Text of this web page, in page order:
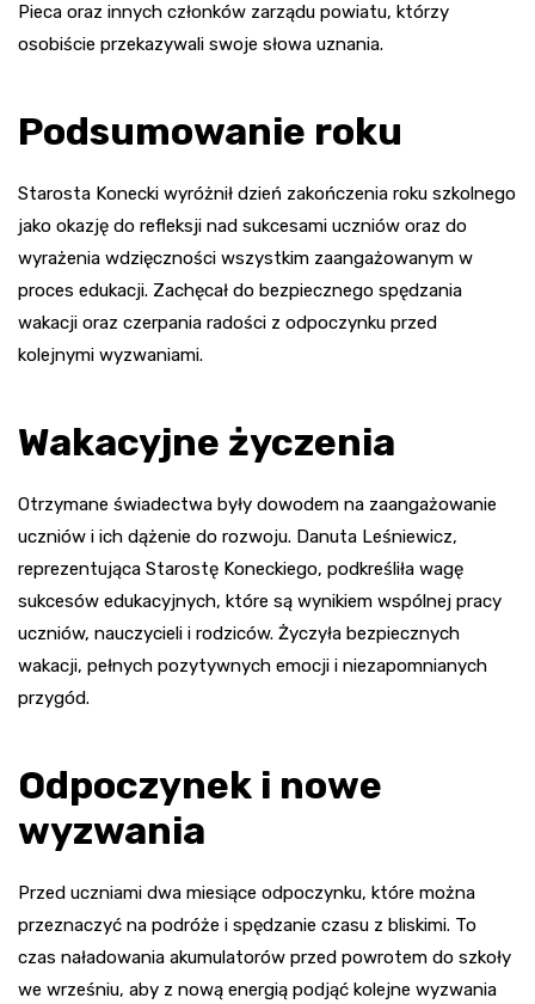
Pieca oraz innych członków zarządu powiatu, którzy
osobiście przekazywali swoje słowa uznania.
Podsumowanie roku
Starosta Konecki wyróżnił dzień zakończenia roku szkolnego
jako okazję do refleksji nad sukcesami uczniów oraz do
wyrażenia wdzięczności wszystkim zaangażowanym w
proces edukacji. Zachęcał do bezpiecznego spędzania
wakacji oraz czerpania radości z odpoczynku przed
kolejnymi wyzwaniami.
Wakacyjne życzenia
Otrzymane świadectwa były dowodem na zaangażowanie
uczniów i ich dążenie do rozwoju. Danuta Leśniewicz,
reprezentująca Starostę Koneckiego, podkreśliła wagę
sukcesów edukacyjnych, które są wynikiem wspólnej pracy
uczniów, nauczycieli i rodziców. Życzyła bezpiecznych
wakacji, pełnych pozytywnych emocji i niezapomnianych
przygód.
Odpoczynek i nowe
wyzwania
Przed uczniami dwa miesiące odpoczynku, które można
przeznaczyć na podróże i spędzanie czasu z bliskimi. To
czas naładowania akumulatorów przed powrotem do szkoły
we wrześniu, aby z nową energią podjąć kolejne wyzwania